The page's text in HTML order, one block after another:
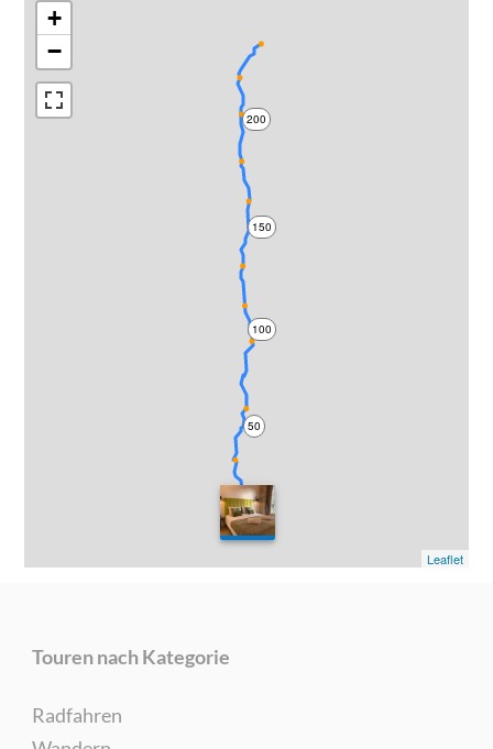
0
50
100
150
200
+
−
Leaflet
Touren nach Kategorie
Radfahren